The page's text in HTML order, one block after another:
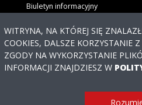
Biuletyn informacyjny
Akceptuję warunkiRegulaminu
WITRYNA, NA KTÓREJ SIĘ
COOKIES, DALSZE KORZYSTANIE
ZGODY NA WYKORZYSTANIE
INFORMACJI ZNAJDZIESZ W
© 2026 DGCS BIZNESMEN SP.